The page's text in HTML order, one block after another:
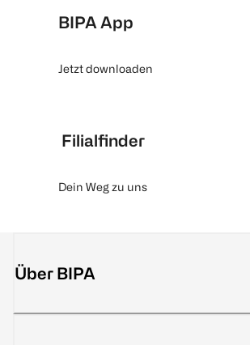
BIPA App
Jetzt downloaden
Filialfinder
Dein Weg zu uns
Über BIPA